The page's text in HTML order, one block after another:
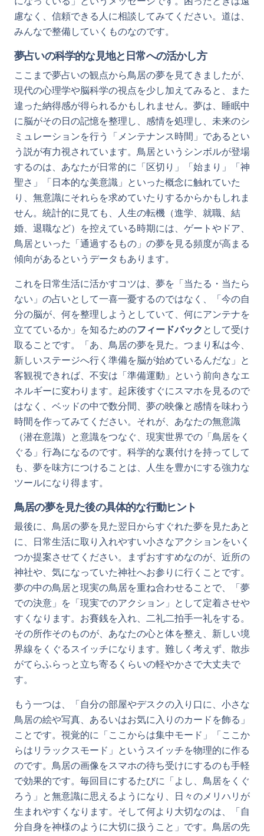
慮なく、信頼できる人に相談してみてください。道は、
みんなで整備していくものなのです。
夢占いの科学的な見地と日常への活かし方
ここまで夢占いの観点から鳥居の夢を見てきましたが、
現代の心理学や脳科学の視点を少し加えてみると、また
違った納得感が得られるかもしれません。夢は、睡眠中
に脳がその日の記憶を整理し、感情を処理し、未来のシ
ミュレーションを行う「メンテナンス時間」であるとい
う説が有力視されています。鳥居というシンボルが登場
するのは、あなたが日常的に「区切り」「始まり」「神
聖さ」「日本的な美意識」といった概念に触れていた
り、無意識にそれらを求めていたりするからかもしれま
せん。統計的に見ても、人生の転機（進学、就職、結
婚、退職など）を控えている時期には、ゲートやドア、
鳥居といった「通過するもの」の夢を見る頻度が高まる
傾向があるというデータもあります。
これを日常生活に活かすコツは、夢を「当たる・当たら
ない」の占いとして一喜一憂するのではなく、「今の自
分の脳が、何を整理しようとしていて、何にアンテナを
立てているか」を知るためのフィードバック として受け
取ることです。「あ、鳥居の夢を見た。つまり私は今、
新しいステージへ行く準備を脳が始めているんだな」と
客観視できれば、不安は「準備運動」という前向きなエ
ネルギーに変わります。起床後すぐにスマホを見るので
はなく、ベッドの中で数分間、夢の映像と感情を味わう
時間を作ってみてください。それが、あなたの無意識
（潜在意識）と意識をつなぐ、現実世界での「鳥居をく
ぐる」行為になるのです。科学的な裏付けを持ってして
も、夢を味方につけることは、人生を豊かにする強力な
ツールになり得ます。
鳥居の夢を見た後の具体的な行動ヒント
最後に、鳥居の夢を見た翌日からすぐれた夢を見たあと
に、日常生活に取り入れやすい小さなアクションをいく
つか提案させてください。まずおすすめなのが、近所の
神社や、気になっていた神社へお参りに行くことです。
夢の中の鳥居と現実の鳥居を重ね合わせることで、「夢
での決意」を「現実でのアクション」として定着させや
すくなります。お賽銭を入れ、二礼二拍手一礼をする。
その所作そのものが、あなたの心と体を整え、新しい境
界線をくぐるスイッチになります。難しく考えず、散歩
がてらふらっと立ち寄るくらいの軽やかさで大丈夫で
す。
もう一つは、「自分の部屋やデスクの入り口に、小さな
鳥居の絵や写真、あるいはお気に入りのカードを飾る」
ことです。視覚的に「ここからは集中モード」「ここか
らはリラックスモード」というスイッチを物理的に作る
のです。鳥居の画像をスマホの待ち受けにするのも手軽
で効果的です。毎回目にするたびに「よし、鳥居をくぐ
ろう」と無意識に思えるようになり、日々のメリハリが
生まれやすくなります。そして何より大切なのは、「自
分自身を神様のように大切に扱うこと」です。鳥居の先